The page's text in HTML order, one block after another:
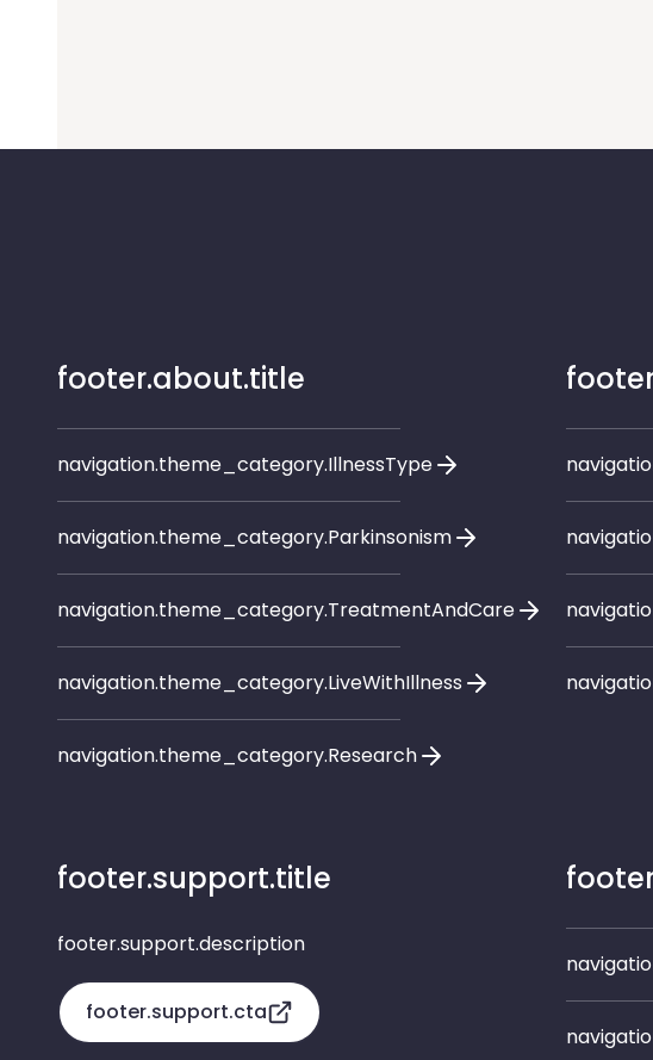
footer.about.title
navigation.theme_category.IllnessType
navigation.theme_category.Parkinsonism
navigation.theme_category.TreatmentAndCare
navigation.theme_category.LiveWithIllness
navigation.theme_category.Research
footer.support.title
footer.support.description
footer.support.cta